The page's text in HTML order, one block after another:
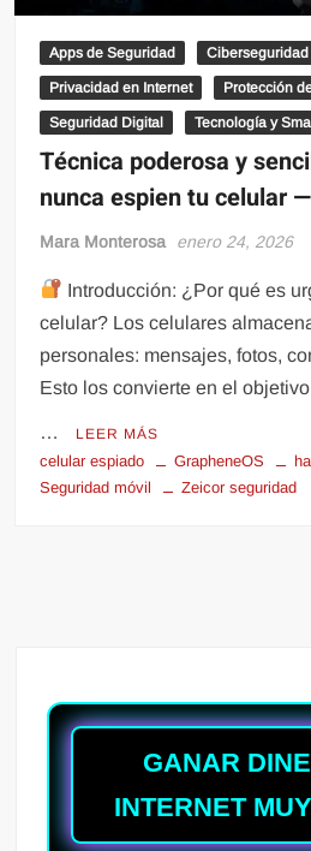
Apps de Seguridad Ciberseguridad
Privacidad en Internet Protección
Seguridad Digital Tecnología y
Técnica poderosa y
nunca espien tu celular
Mara Monterosa enero 24, 2026
Introducción: ¿Por qué es
celular? Los celulares
personales: mensajes, fotos,
Esto los convierte en el
… LEER MÁS
celular espiado GrapheneOS
Seguridad móvil
Zeicor seguridad
GANAR
INTERNET